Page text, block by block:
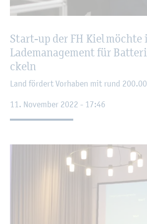
Start-up der FH Kiel
La­de­ma­nage­ment für
ckeln
Land för­dert Vor­ha­ben mit rund
11. No­vem­ber 2022 - 17:46